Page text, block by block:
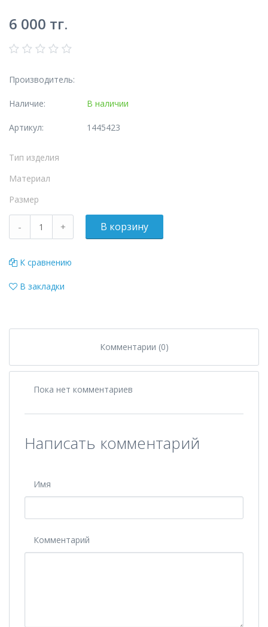
6 000 тг.
Производитель:
Наличие: В наличии
Артикул: 1445423
Тип изделия
Материал
Размер
К сравнению
В закладки
Комментарии (0)
Пока нет комментариев
Написать комментарий
Имя
Комментарий